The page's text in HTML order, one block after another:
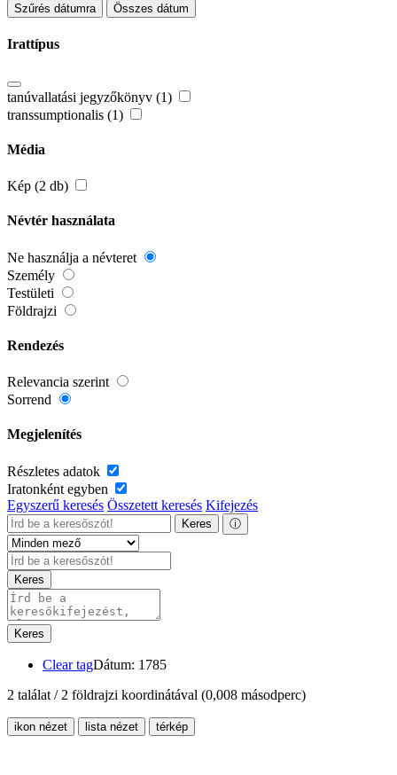
Szűrés dátumra Összes dátum
Irattípus
tanúvallatási jegyzőkönyv (1)
transsumptionalis (1)
Média
Kép (2 db)
Névtér használata
Ne használja a névteret
Személy
Testületi
Földrajzi
Rendezés
Relevancia szerint
Sorrend
Megjelenítés
Részletes adatok
Iratonként egyben
Egyszerű keresés Összetett keresés Kifejezés
Keres ⓘ
Keres
Keres
Clear tagDátum: 1785
2 találat / 2 földrajzi koordinátával (0,008 másodperc)
ikon nézet lista nézet térkép